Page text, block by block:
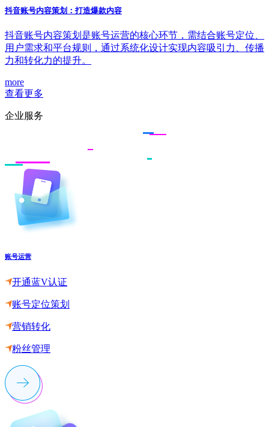
抖音账号内容策划：打造爆款内容
抖音账号内容策划是账号运营的核心环节，需结合账号定位、
用户需求和平台规则，通过系统化设计实现内容吸引力、传播
力和转化力的提升。
more
查看更多
企业服务
账号运营
开通蓝V认证
账号定位策划
营销转化
粉丝管理